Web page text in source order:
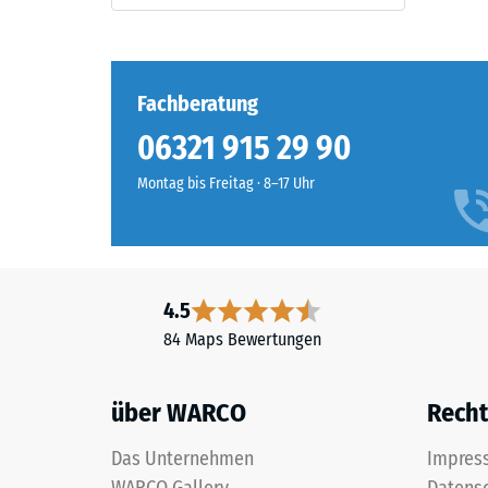
ein.
Bestandteile
Aufbau
Gummigranulat
–
"End
nach
(BS
7188)
Die
Fachberatung
06321 915 29 90
Montag bis Freitag · 8–17 Uhr
4.5
84 Maps Bewertungen
über WARCO
Das Unternehmen